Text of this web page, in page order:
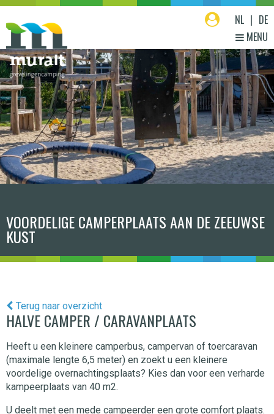
MENU
HOME
UW VAKANTIEVERBLIJF
FACILITEITEN
IN DE OMGEVING
HANDIGE INFORMATIE
CONTACT
NL | DE
VOORDELIGE CAMPERPLAATS AAN DE ZEEUWSE
KUST
Terug naar overzicht
HALVE CAMPER / CARAVANPLAATS
Heeft u een kleinere camperbus, campervan of toercaravan
(maximale lengte 6,5 meter) en zoekt u een kleinere
voordelige overnachtingsplaats? Kies dan voor een verharde
kampeerplaats van 40 m2.
U deelt met een mede campeerder een grote comfort plaats.